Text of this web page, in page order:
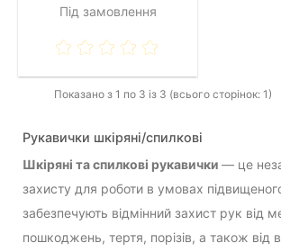
Під замовлення
Показано з 1 по 3 із 3 (всього сторінок: 1)
Рукавички шкіряні/спилкові
Шкіряні та спилкові рукавички — це
захисту для роботи в умовах
забезпечують відмінний захист рук від
пошкоджень, тертя, порізів, а також від